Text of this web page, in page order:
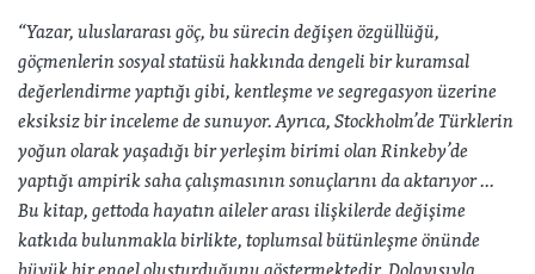
“Yazar, uluslararası göç, bu sürecin değişen özgüllüğü,
göçmenlerin sosyal statüsü hakkında dengeli bir kuramsal
değerlendirme yaptığı gibi, kentleşme ve segregasyon üzerine
eksiksiz bir inceleme de sunuyor. Ayrıca, Stockholm’de Türklerin
yoğun olarak yaşadığı bir yerleşim birimi olan Rinkeby’de
yaptığı ampirik saha çalışmasının sonuçlarını da aktarıyor …
Bu kitap, gettoda hayatın aileler arası ilişkilerde değişime
katkıda bulunmakla birlikte, toplumsal bütünleşme önünde